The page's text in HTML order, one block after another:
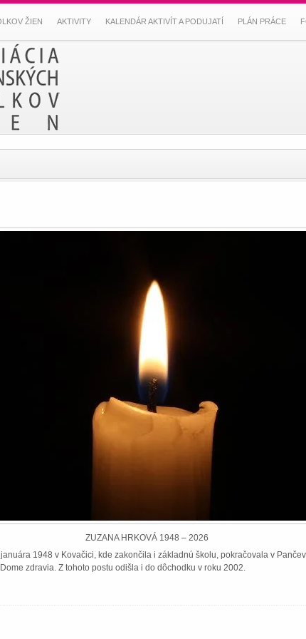
ŽIEN AKTIVITY KALENDÁR AKTIVÍT A PODUJATÍ PLÁN PRÁCE
ZUZANA HRKOVÁ 1948 – 2026
1948 v Kovačici, kde zakončila i základnú školu, pokračovala v
zdravia. Z tohoto postu odišla i do dôchodku v roku 2002.